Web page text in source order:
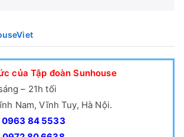
của Tập đoàn Sunhouse
– 21h tối
Nam, Vĩnh Tuy, Hà Nội.
0963 84 5533